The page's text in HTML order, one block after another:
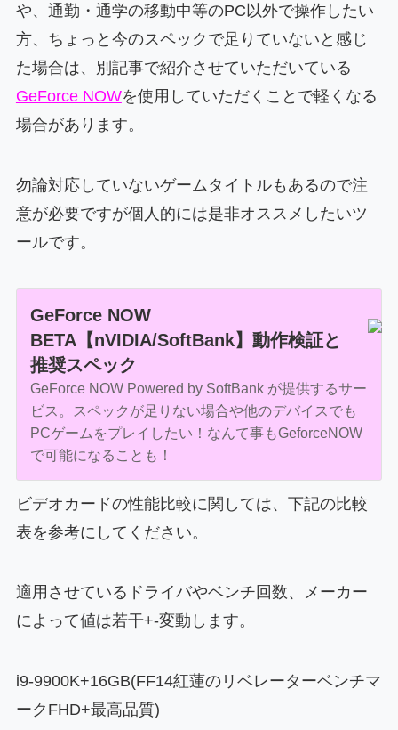
や、通勤・通学の移動中等のPC以外で操作したい
方、ちょっと今のスペックで足りていないと感じ
た場合は、別記事で紹介させていただいている
GeForce NOWを使用していただくことで軽くなる
場合があります。
勿論対応していないゲームタイトルもあるので注
意が必要ですが個人的には是非オススメしたいツ
ールです。
GeForce NOW
BETA【nVIDIA/SoftBank】動作検証と
推奨スペック
GeForce NOW Powered by SoftBank が提供するサー
ビス。スペックが足りない場合や他のデバイスでも
PCゲームをプレイしたい！なんて事もGeforceNOW
で可能になることも！
ビデオカードの性能比較に関しては、下記の比較
表を参考にしてください。
適用させているドライバやベンチ回数、メーカー
によって値は若干+-変動します。
i9-9900K+16GB(FF14紅蓮のリベレーターベンチマ
ークFHD+最高品質)